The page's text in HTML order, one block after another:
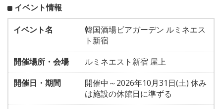
イベント情報
イベント名
韓国酒場ビアガーデン ルミネエス
ト新宿
開催場所・会場
ルミネエスト新宿 屋上
開催日・期間
開催中～2026年10月31日(土) 休み
は施設の休館日に準ずる